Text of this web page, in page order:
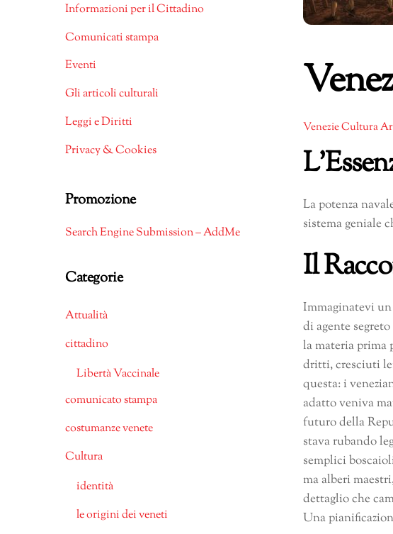
Venezie Cultura
La potenza
sistema geniale
Il
Immaginatevi un
di agente
la materia prima
dritti, cresciuti
questa: i
adatto veniva
futuro della
stava rubando
semplici
ma alberi
dettaglio che
Una
Informazioni per il Cittadino
Comunicati stampa
Eventi
Gli articoli culturali
Leggi e Diritti
Privacy & Cookies
Promozione
Search Engine Submission – AddMe
Categorie
Attualità
cittadino
Libertà Vaccinale
comunicato stampa
costumanze venete
Cultura
identità
le origini dei veneti